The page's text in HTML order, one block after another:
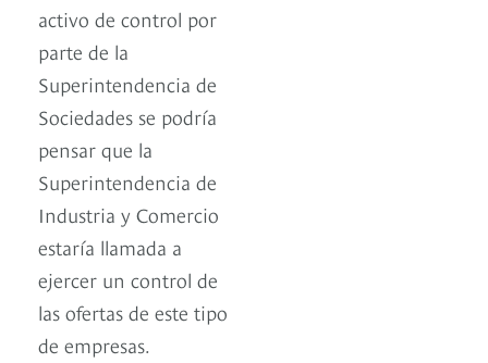
activo de control por
parte de la
Superintendencia de
Sociedades se podría
pensar que la
Superintendencia de
Industria y Comercio
estaría llamada a
ejercer un control de
las ofertas de este tipo
de empresas.